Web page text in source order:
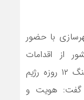
با حضور
از اقدامات
داوطلبانه و سریع اعضای این سازمان در جنگ ۱۲ روزه رژیم
گفت: هویت و